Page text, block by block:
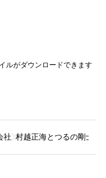
ルがダウンロードできます
社 村越正海とつるの剛士の